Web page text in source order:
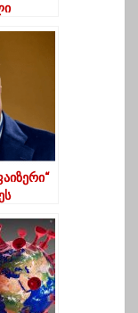
თან
თქვან,